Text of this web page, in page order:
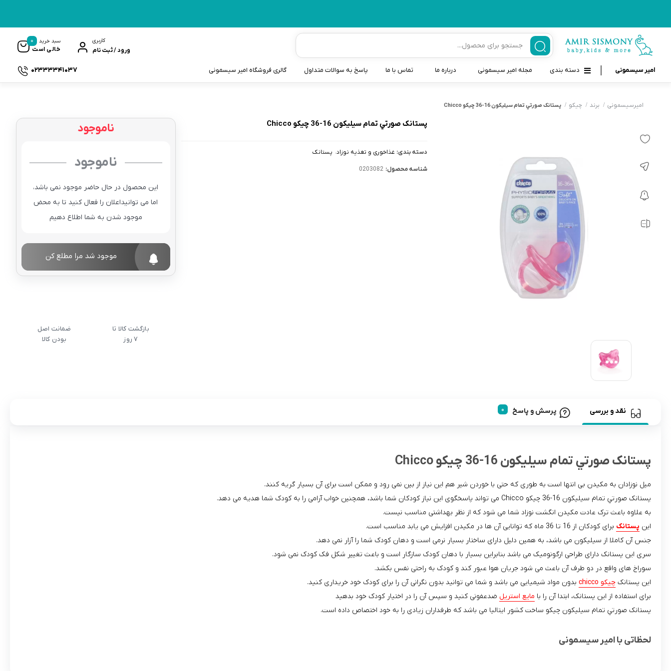
کاربری
ورود / ثبت نام
سبد خرید
خالی است
0
امیر سیسمونی دسته بندی
قاب و بندپستانک
شانه برس کودک
پواربینی
مسواک و خمیر دندان کودک
تب سنج نوزاد و کودک
رابط و پد سینه
دستگاه بخور سرد کودک
دندانگیر نوزاد
لوازم حمام نوزاد
لوازم اتاق نوزاد و کودک
اسباب بازی دخترانه و پسرانه
مجله امیر سیسمونی درباره ما تماس با ما پاسخ به سوالات متداول گالری فروشگاه امیر سیسمونی 02333341037
امیرسیسمونی برند چیکو پستانک صورتي تمام سيليکون 16-36 چیکو Chicco
پستانک صورتي تمام سيليکون 16-36 چیکو Chicco
دسته بندی: غذاخوری و تغذیه نوزاد پستانک
شناسه محصول: 0203082
ناموجود
ناموجود
این محصول در حال حاضر موجود نمی باشد،
اما می توانیداعلان را فعال کنید تا به محض
موجود شدن به شما اطلاع دهیم
موجود شد مرا مطلع کن
بازگشت کالا تا
7 روز
ضمانت اصل
بودن کالا
نقد و بررسی پرسش و پاسخ
پستانک صورتي تمام سيليکون 16-36 چیکو Chicco
میل نوزادان به مکیدن بی انتها است به طوری که حتی با خوردن شیر هم این نیاز از بین نمی رود و ممکن است برای آن بسیار گریه کنند.
پستانک صورتي تمام سيليکون 16-36 چیکو Chicco می تواند پاسخگوی این نیاز کودکان شما باشد، همچنین خواب آرامی را به کودک شما هدیه می دهد.
به علاوه باعث ترک عادت مکیدن انگشت نوزاد شما می شود که از نظر بهداشتی مناسب نیست.
این پستانک برای کودکان از 16 تا 36 ماه که توانایی آن ها در مکیدن افزایش می یابد مناسب است.
جنس آن کاملا از سیلیکون می باشد، به همین دلیل دارای ساختار بسیار نرمی است و دهان کودک شما را آزار نمی دهد.
سری این پستانک دارای طراحی ارگونومیک می باشد بنابراین بسیار با دهان کودک سازگار است و باعث تغییر شکل فک کودک نمی شود.
سوراخ های واقع در دو طرف آن باعث می شود جریان هوا عبور کند و کودک به راحتی نفس بکشد.
این پستانک چیکو chicco
بدون مواد شیمیایی می باشد و شما می توانید بدون نگرانی آن را برای کودک خود خریداری کنید.
برای استفاده از این پستانک، ابتدا آن را با مایع استریل ضدعفونی کنید و سپس آن را در اختیار کودک خود بدهید
پستانک صورتي تمام سيليکون چیکو ساخت کشور ایتالیا می باشد که طرفداران زیادی را به خود اختصاص داده است.
لحظاتی با امیر سیسمونی